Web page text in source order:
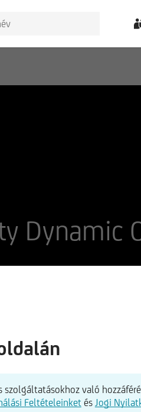
Dynamic
való
Feltételeinketés Jogi